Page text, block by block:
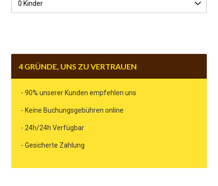
4 GRÜNDE, UNS ZU VERTRAUEN
- 90% unserer Kunden empfehlen uns
- Keine Buchungsgebühren online
- 24h/24h Verfügbar
- Gesicherte Zahlung